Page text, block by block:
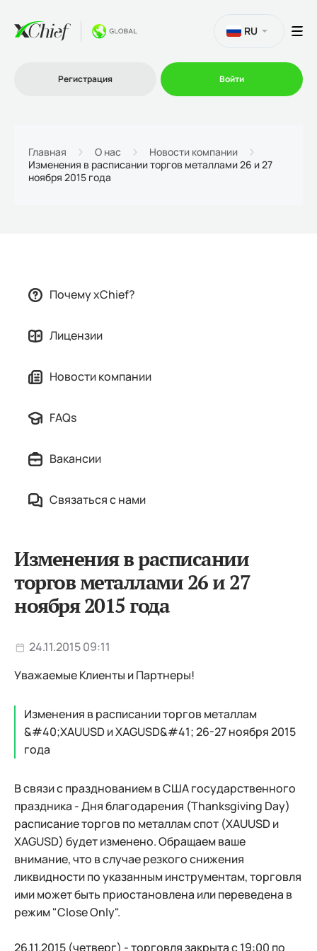
Платформы
RU
Регистрация Войти
Главная О нас
Новости компании
Изменения в расписании торгов металлами 26 и 27
ноября 2015 года
Почему xChief?
Лицензии
Новости компании
FAQs
Вакансии
Связаться с нами
Изменения в расписании
торгов металлами 26 и 27
ноября 2015 года
24.11.2015 09:11
Уважаемые Клиенты и Партнеры!
Изменения в расписании торгов металлам
&#40;XAUUSD и XAGUSD&#41; 26-27 ноября 2015
года
В связи с празднованием в США государственного
праздника - Дня благодарения (Thanksgiving Day)
расписание торгов по металлам спот (XAUUSD и
XAGUSD) будет изменено. Обращаем ваше
внимание, что в случае резкого снижения
ликвидности по указанным инструментам, торговля
ими может быть приостановлена или переведена в
режим "Close Only".
26.11.2015 (четверг) - торговля закрыта с 19:00 по